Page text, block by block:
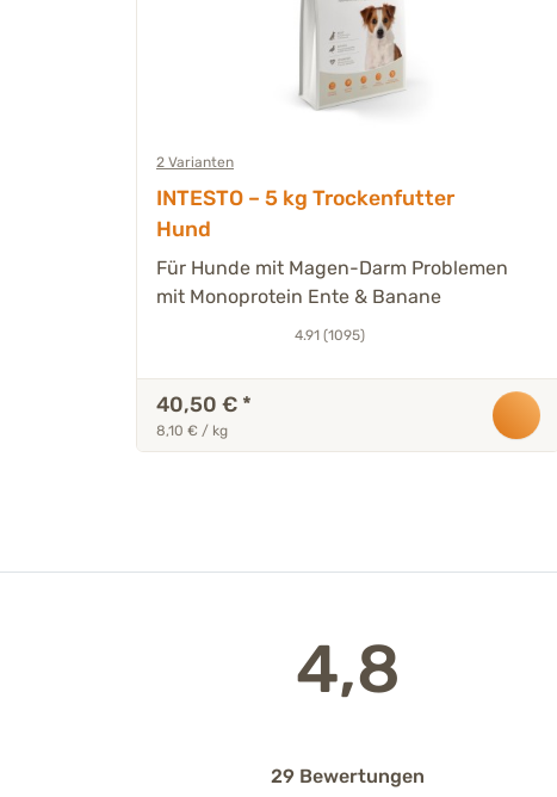
2 Varianten
INTESTO – 5 kg Trockenfutter
Hund
Für Hunde mit Magen-Darm Problemen
mit Monoprotein Ente & Banane
4.91 (1095)
40,50 € *
8,10 € / kg
4,8
29 Bewertungen